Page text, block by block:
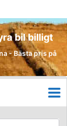
bil billigt
- Bästa pris på